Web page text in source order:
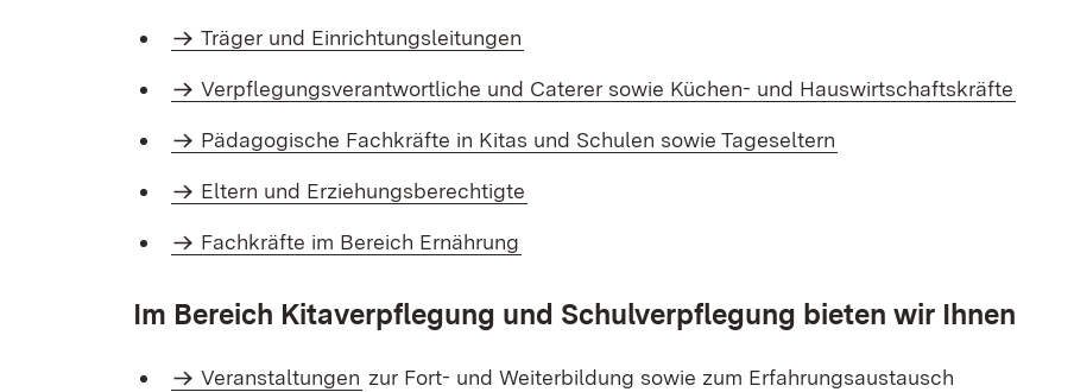
Träger und Einrichtungsleitungen
Verpflegungsverantwortliche und Caterer sowie Küchen- und Hauswirtschaftskräfte
Pädagogische Fachkräfte in Kitas und Schulen sowie Tageseltern
Eltern und Erziehungsberechtigte
Fachkräfte im Bereich Ernährung
Im Bereich Kitaverpflegung und Schulverpflegung bieten wir Ihnen
Veranstaltungen zur Fort- und Weiterbildung sowie zum Erfahrungsaustausch